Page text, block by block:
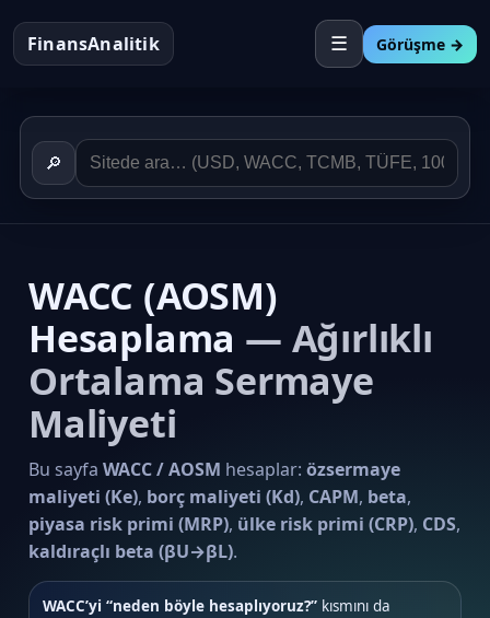
FinansAnalitik ☰ Görüşme →
🔎
WACC (AOSM)
Hesaplama — Ağırlıklı
Ortalama Sermaye
Maliyeti
Bu sayfa WACC / AOSM hesaplar: özsermaye
maliyeti (Ke), borç maliyeti (Kd), CAPM, beta,
piyasa risk primi (MRP), ülke risk primi (CRP), CDS,
kaldıraçlı beta (βU→βL).
WACC’yi “neden böyle hesaplıyoruz?” kısmını da